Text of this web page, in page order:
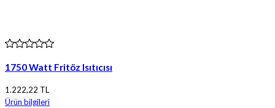
1750 Watt Fritöz Isıtıcısı
1.222,22 TL
Ürün bilgileri